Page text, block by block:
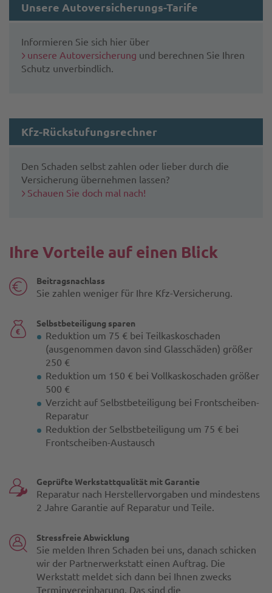
Unsere Autoversicherungs-Tarife
Informieren Sie sich hier über
unsere Autoversicherung und berechnen Sie Ihren
Schutz unverbindlich.
Kfz-Rückstufungsrechner
Den Schaden selbst zahlen oder lieber durch die
Versicherung übernehmen lassen?
Schauen Sie doch mal nach!
Ihre Vorteile auf einen Blick
Beitragsnachlass
Sie zahlen weniger für Ihre Kfz-Versicherung.
Selbstbeteiligung sparen
Reduktion um 75 € bei Teilkaskoschaden
(ausgenommen davon sind Glasschäden) größer
250 €
Reduktion um 150 € bei Vollkaskoschaden größer
500 €
Verzicht auf Selbstbeteiligung bei Frontscheiben-
Reparatur
Reduktion der Selbstbeteiligung um 75 € bei
Frontscheiben-Austausch
Geprüfte Werkstattqualität mit Garantie
Reparatur nach Herstellervorgaben und mindestens
2 Jahre Garantie auf Reparatur und Teile.
Stressfreie Abwicklung
Sie melden Ihren Schaden bei uns, danach schicken
wir der Partnerwerkstatt einen Auftrag. Die
Werkstatt meldet sich dann bei Ihnen zwecks
Terminvereinbarung. Das sind die